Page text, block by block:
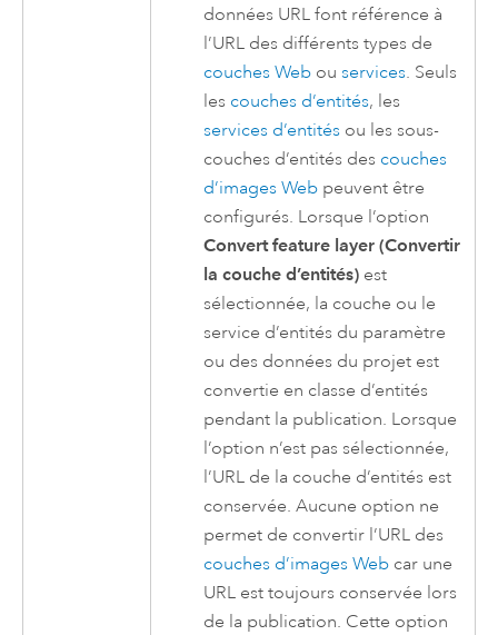
données URL font référence à
l’URL des différents types de
couches Web ouservices. Seuls
les couches d’entités, les
services d’entités ou les sous-
couches d’entités des couches
d’images Web peuvent être
configurés. Lorsque l’option
Convert feature layer (Convertir
la couche d’entités) est
sélectionnée, la couche ou le
service d’entités du paramètre
ou des données du projet est
convertie en classe d’entités
pendant la publication. Lorsque
l’option n’est pas sélectionnée,
l’URL de la couche d’entités est
conservée. Aucune option ne
permet de convertir l’URL des
couches d’images Web car une
URL est toujours conservée lors
de la publication. Cette option